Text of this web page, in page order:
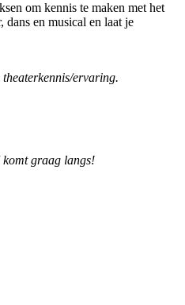
om kennis te maken met het
en musical en laat je
ervaring.
komt graag langs!